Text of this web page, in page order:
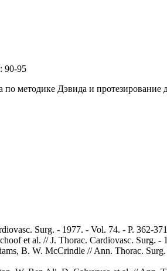
90-95
методике Дэвида и протезирование
Surg. - 1977. - Vol. 74. - P. 362-
et al. // J. Thorac. Cardiovasc. Surg. -
B. W. McCrindle // Ann. Thorac.